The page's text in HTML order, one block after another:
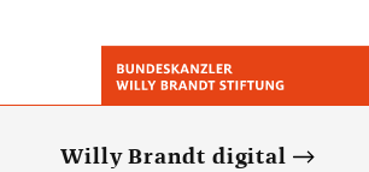
Willy Brandt digital